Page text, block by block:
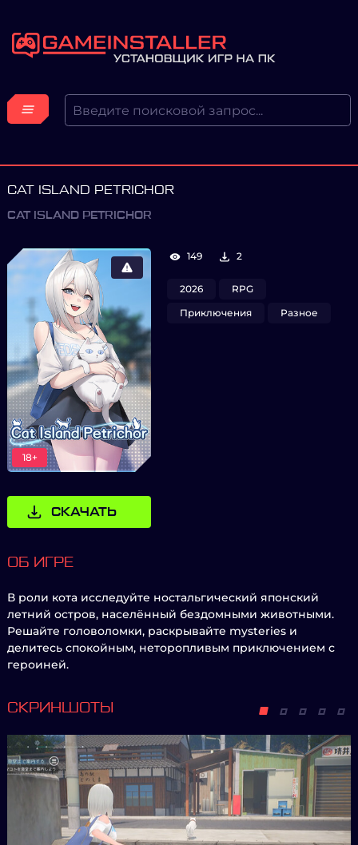
CAT ISLAND PETRICHOR
CAT ISLAND PETRICHOR
18+
СКАЧАТЬ
149 2
2026
RPG
Приключения
Разное
ОБ ИГРЕ
В роли кота исследуйте ностальгический японский
летний остров, населённый бездомными животными.
Решайте головоломки, раскрывайте mysteries и
делитесь спокойным, неторопливым приключением с
героиней.
СКРИНШОТЫ